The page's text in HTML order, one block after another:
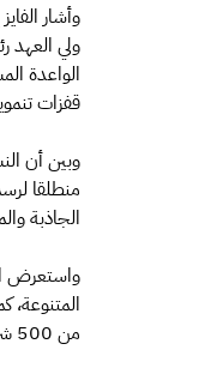
وأشار
ولي العهد
قفزات
وبين أن
منطلقا
الجاذبة
واستعرض
من 500 شركة في منصة تك وفق تصنيف متخصص لأعمال سوق تقنية المعلومات في المملكة.